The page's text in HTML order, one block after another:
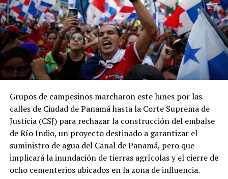
Grupos de campesinos marcharon este lunes por las
calles de Ciudad de Panamá hasta la Corte Suprema de
Justicia (CSJ) para rechazar la construcción del embalse
de Río Indio, un proyecto destinado a garantizar el
suministro de agua del Canal de Panamá, pero que
implicará la inundación de tierras agrícolas y el cierre de
ocho cementerios ubicados en la zona de influencia.